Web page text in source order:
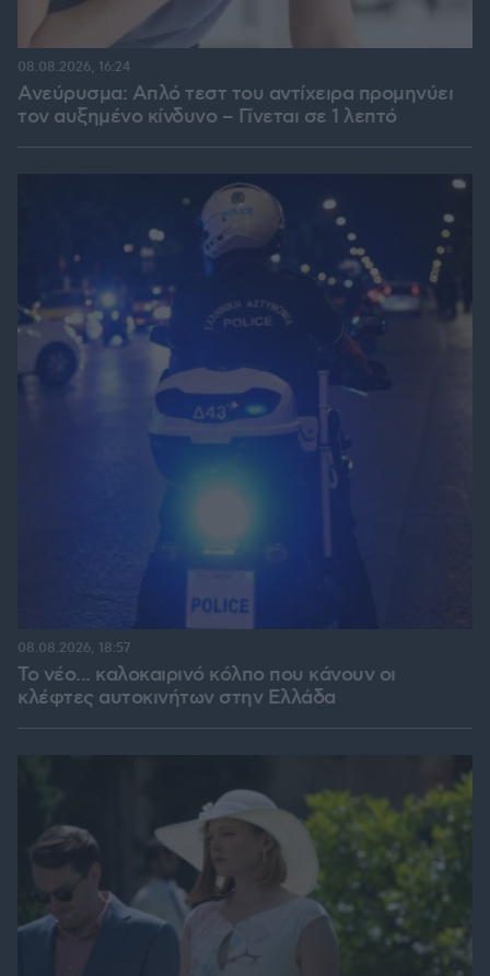
Ανεύρυσμα: Απλό τεστ του αντίχειρα προμηνύει
τον αυξημένο κίνδυνο – Γίνεται σε 1 λεπτό
08.08.2026, 16:24
Το νέο... καλοκαιρινό κόλπο που κάνουν οι
κλέφτες αυτοκινήτων στην Ελλάδα
08.08.2026, 18:57